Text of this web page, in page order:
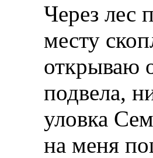
Через лес
месту
открываю
подвела,
уловка
на меня